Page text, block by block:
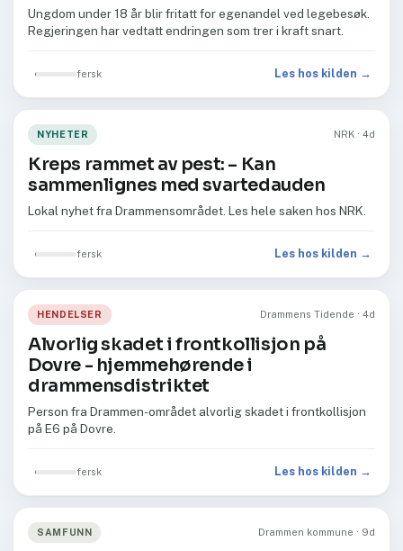
Ungdom under 18 år blir fritatt for egenandel ved legebesøk.
Regjeringen har vedtatt endringen som trer i kraft snart.
fersk Les hos kilden →
NYHETER NRK · 4d
Kreps rammet av pest: – Kan
sammenlignes med svartedauden
Lokal nyhet fra Drammensområdet. Les hele saken hos NRK.
fersk Les hos kilden →
HENDELSER Drammens Tidende · 4d
Alvorlig skadet i frontkollisjon på
Dovre - hjemmehørende i
drammensdistriktet
Person fra Drammen-området alvorlig skadet i frontkollisjon
på E6 på Dovre.
fersk Les hos kilden →
SAMFUNN Drammen kommune · 9d